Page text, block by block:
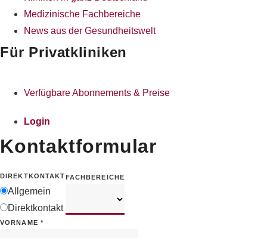
Medizinische Fachbereiche
News aus der Gesundheitswelt
Für Privatkliniken
Verfügbare Abonnements & Preise
Login
Kontaktformular
DIREKTKONTAKT
Allgemein
Direktkontakt
FACHBEREICHE
VORNAME *